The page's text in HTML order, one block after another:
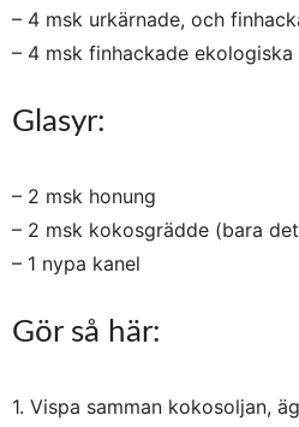
– 4 msk urkärnade, och
– 4 msk finhackade
Glasyr:
– 2 msk honung
– 2 msk kokosgrädde (bara
– 1 nypa kanel
Gör så här:
1. Vispa samman kokosoljan,